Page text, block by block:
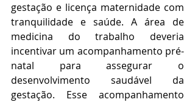
gestação e licença maternidade com
tranquilidade e saúde. A área de
medicina do trabalho deveria
incentivar um acompanhamento pré-
natal para assegurar o
desenvolvimento saudável da
gestação. Esse acompanhamento